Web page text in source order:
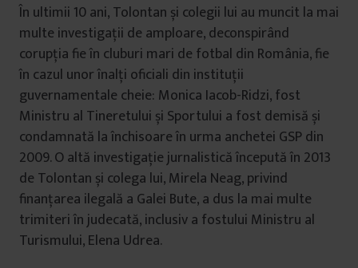
În ultimii 10 ani, Tolontan și colegii lui au muncit la mai
multe investigații de amploare, deconspirând
corupția fie în cluburi mari de fotbal din România, fie
în cazul unor înalți oficiali din instituții
guvernamentale cheie: Monica Iacob-Ridzi, fost
Ministru al Tineretului și Sportului a fost demisă și
condamnată la închisoare în urma anchetei GSP din
2009. O altă investigație jurnalistică începută în 2013
de Tolontan și colega lui, Mirela Neag, privind
finanțarea ilegală a Galei Bute, a dus la mai multe
trimiteri în judecată, inclusiv a fostului Ministru al
Turismului, Elena Udrea.